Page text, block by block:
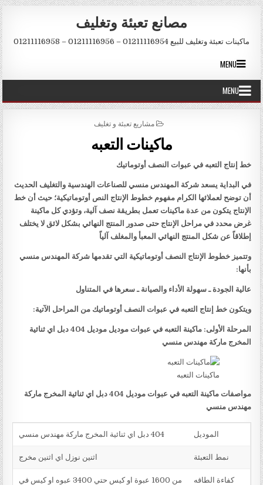
Skip to content
مصانع تعبئة وتغليف
ماكينات تعبئة وتغليف للبيع 01211116954 – 01211116956 – 01211116958
MENU
MENU
POSTED IN
مشاريع تعبئة و تغليف
ماكينات التعبه
خط إنتاج التعبه في عبوات النصف أوتوماتيك
في البداية يسعد شركة المهندس منسي للصناعات الهندسية والتغليف الحديث
أن توضح لعملائها الكرام مفهوم خطوط الإنتاج النص أوتوماتيكية؛ حيث أن خط
الإنتاج يتكون من عدة ماكينات تعمل بطريقة نصف آلية، وتؤدي كل ماكينة
غرض محدد في مراحل الإنتاج حتى صدور المنتج النهائي بشكل لائق لا يختلف
إطلاقاً عن شكل المنتج النهائي المعبأ والمغلف آلياً
وتتميز خطوط الإنتاج النصف أوتوماتيكية التي تقدمها شركة المهندس منسي
بأنها:
عالية الجودة ـ سهولة الأداء والصيانة ـ سعرها في المتناول
ويتكون خط إنتاج التعبه في عبوات النصف أوتوماتيك من المراحل الآتية:
المرحلة الأولى: ماكينة التعبه في عبوات موديل موديل 404 دبل اي ثنائية
المخرج ماركة مهندس منسي
ماكينات التعبه
مواصفات ماكينة التعبه في عبوات موديل 404 دبل اي ثنائية المخرج ماركة
مهندس منسي
الموديل 404 دبل اي ثنائية المخرج ماركة مهندس منسي
نمط التعبئة اثنين نوزل اي اثنين مخرج
كفاءة الطاقه
من 1600 عبوة او كيس حتي 3400 عبوه او كيس في